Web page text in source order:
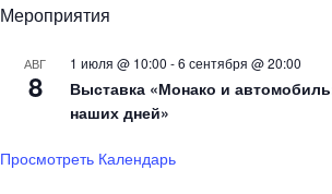
эксперта Tony Sasa.
Мероприятия
АВГ
8
1 июля @ 10:00 -6 сентября @ 20:00
Выставка «Монако и
наших дней»
Просмотреть Календарь